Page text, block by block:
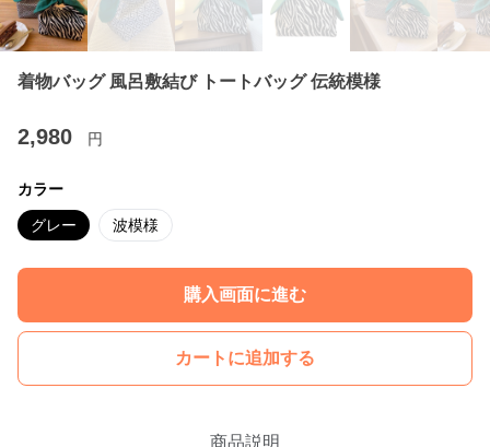
着物バッグ 風呂敷結び トートバッグ 伝統模様
2,980 円
カラー
グレー 波模様
購入画面に進む
カートに追加する
商品説明